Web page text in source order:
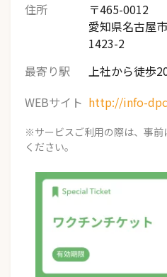
住所
〒465-0012
愛知県名古屋
1423-2
最寄り駅
上社から徒歩
WEBサイト http://info-
※サービスご利用の際は、事
ください。